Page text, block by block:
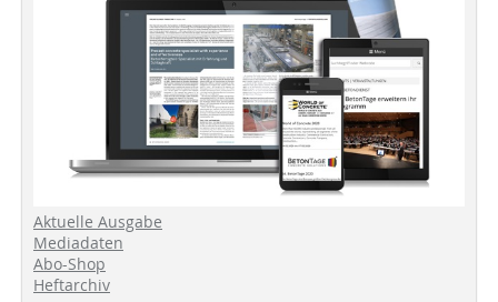
Aktuelle Ausgabe
Mediadaten
Abo-Shop
Heftarchiv